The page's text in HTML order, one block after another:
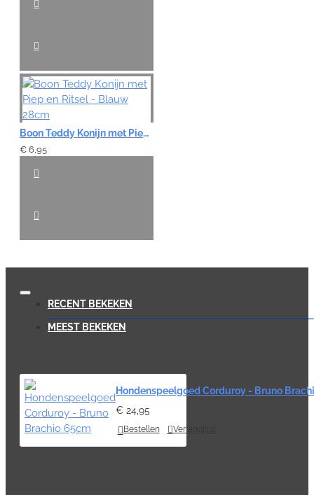
Boon Teddy Konijn met Piep en Ritsel - Blauw 28cm
€ 6,95
RECENT BEKEKEN
MEEST BEKEKEN
Hondenspeelgoed Corduroy - Bruno
€ 24,95
Bestellen Verlanglijst